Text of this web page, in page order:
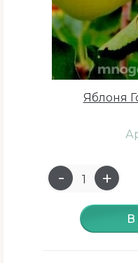
Яблоня
В
Присутствие
Сильный
Средний
Слабый